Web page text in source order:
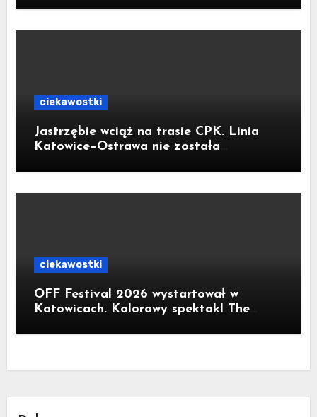
ciekawostki
Jastrzębie wciąż na trasie CPK. Linia
Katowice–Ostrawa nie została
ciekawostki
OFF Festival 2026 wystartował w
Katowicach. Kolorowy spektakl The